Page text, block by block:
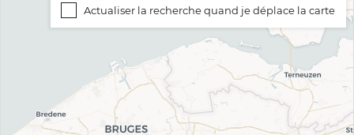
Actualiser la recherche quand je déplace la carte